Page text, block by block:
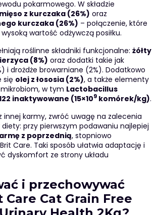
pokarmowego. W składzie
z kurczaka (26%) oraz
kurczaka (26%) – połączenie, które
wartość odżywczą posiłku.
roślinne składniki funkcjonalne: żółty
(8%) oraz dodatki takie jak
i drożdże browarniane (2%). Dodatkowo
się olej z łososia (2%), a także elementy
w tym Lactobacillus
inaktywowane (15×109komórek/kg).
innej karmy, zwróć uwagę na zalecenia
przy pierwszym podawaniu najlepiej
z poprzednią, stopniowo
Care. Taki sposób ułatwia adaptację i
dyskomfort ze strony układu
i przechowywać
Cat Grain Free